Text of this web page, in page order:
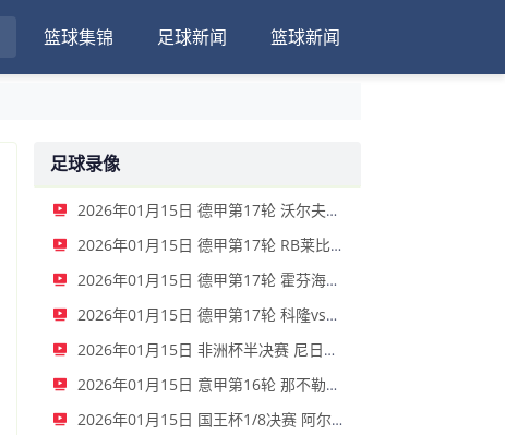
篮球集锦 足球新闻 篮球新闻
足球录像
2026年01月15日 德甲第17轮 沃尔夫斯堡vs圣保利 全场录像
2026年01月15日 德甲第17轮 RB莱比锡vs弗赖堡 全场录像
2026年01月15日 德甲第17轮 霍芬海姆vs门兴 全场录像
2026年01月15日 德甲第17轮 科隆vs拜仁慕尼黑 全场录像
2026年01月15日 非洲杯半决赛 尼日利亚vs摩洛哥 全场录像
2026年01月15日 意甲第16轮 那不勒斯vs帕尔马 全场录像
2026年01月15日 国王杯1/8决赛 阿尔瓦塞特vs皇家马德里 全场录像